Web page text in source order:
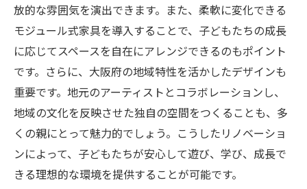
リノベーションを通じた大阪府の新たな遊
び場の創造
最新トレンドで変わる大阪府のリノベーシ
ョン空間
放的な雰囲気を演出できます。また、柔軟に変化できる
モジュール式家具を導入することで、子どもたちの成長
に応じてスペースを自在にアレンジできるのもポイント
です。さらに、大阪府の地域特性を活かしたデザインも
重要です。地元のアーティストとコラボレーションし、
地域の文化を反映させた独自の空間をつくることも、多
くの親にとって魅力的でしょう。こうしたリノベーショ
ンによって、子どもたちが安心して遊び、学び、成長で
きる理想的な環境を提供することが可能です。